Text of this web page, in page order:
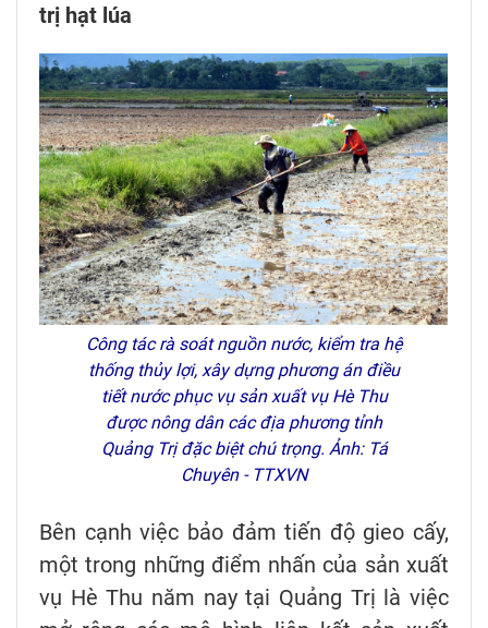
trị hạt lúa
Công tác rà soát nguồn nước, kiểm tra hệ
thống thủy lợi, xây dựng phương án điều
tiết nước phục vụ sản xuất vụ Hè Thu
được nông dân các địa phương tỉnh
Quảng Trị đặc biệt chú trọng. Ảnh: Tá
Chuyên - TTXVN
Bên cạnh việc bảo đảm tiến độ gieo cấy,
một trong những điểm nhấn của sản xuất
vụ Hè Thu năm nay tại Quảng Trị là việc